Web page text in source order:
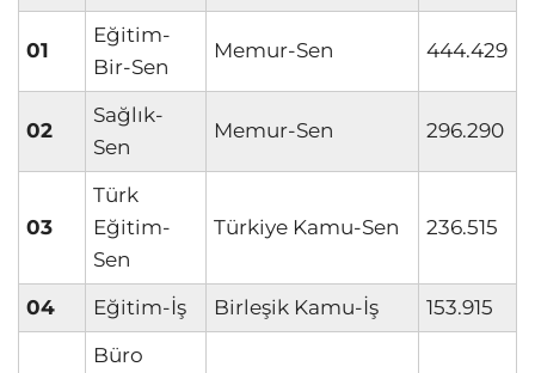
01
Eğitim-
Bir-Sen
Memur-Sen 444.429
02
Sağlık-
Sen
Memur-Sen 296.290
03
Türk
Eğitim-
Sen
Türkiye Kamu-Sen 236.515
04 Eğitim-İş Birleşik Kamu-İş 153.915
Büro